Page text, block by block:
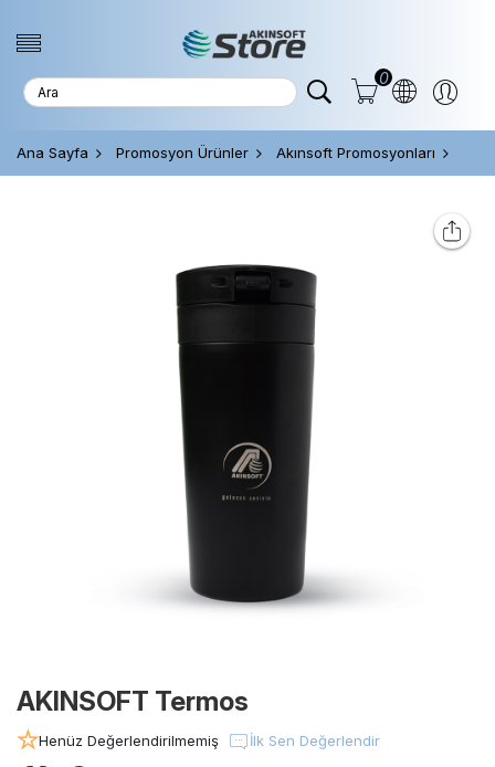
0
Ana Sayfa Promosyon Ürünler Akınsoft Promosyonları
AKINSOFT Termos
Henüz Değerlendirilmemiş İlk Sen Değerlendir